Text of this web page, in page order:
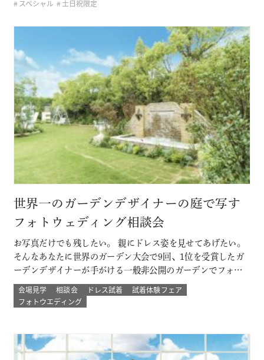
スペシャル
土日祝限定
世界一のガーデンデザイナーの庭で写す
フォトウェディング相談会
お写真だけでも残したい。 親にドレス姿を見せてあげたい。
そんなあなたに世界のガーデン大会で9回、1位を受賞したガ
ーデンデザイナーが手がける一般非公開のガーデンでフォト
ウェディング。 プロのカメラマンと一緒に 二人以外は誰もい
ない こだわりのプライベートガーデンでのウェディングフォ
会場見学 相談会 ドレス試着
試着体験フェア
フォトウエディング